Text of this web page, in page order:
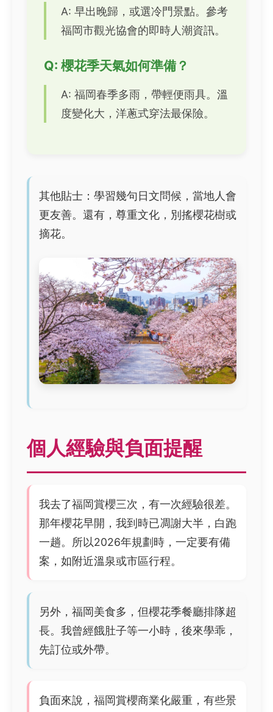
A: 早出晚歸，或選冷門景點。參考
福岡市觀光協會的即時人潮資訊。
Q: 櫻花季天氣如何準備？
A: 福岡春季多雨，帶輕便雨具。溫
度變化大，洋蔥式穿法最保險。
其他貼士：學習幾句日文問候，當地人會
更友善。還有，尊重文化，別搖櫻花樹或
摘花。
個人經驗與負面提醒
我去了福岡賞櫻三次，有一次經驗很差。
那年櫻花早開，我到時已凋謝大半，白跑
一趟。所以2026年規劃時，一定要有備
案，如附近溫泉或市區行程。
另外，福岡美食多，但櫻花季餐廳排隊超
長。我曾經餓肚子等一小時，後來學乖，
先訂位或外帶。
負面來說，福岡賞櫻商業化嚴重，有些景